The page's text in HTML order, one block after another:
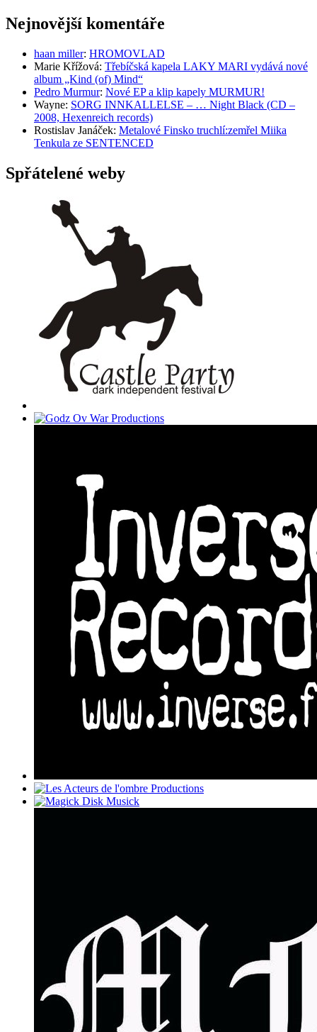
Nejnovější komentáře
haan miller: HROMOVLAD
Marie Křížová: Třebíčská kapela LAKY MARI vydává nové
album „Kind (of) Mind“
Pedro Murmur: Nové EP a klip kapely MURMUR!
Wayne: SORG INNKALLELSE – … Night Black (CD –
2008, Hexenreich records)
Rostislav Janáček: Metalové Finsko truchlí:zemřel Miika
Tenkula ze SENTENCED
Spřátelené weby